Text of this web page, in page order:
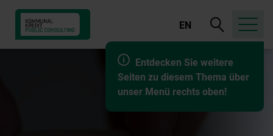
Entdecken Sie weitere
Seiten zu diesem Thema über
unser Menü rechts oben!
EN
Suche
öffnen